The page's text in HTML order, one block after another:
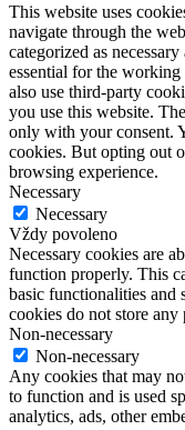
This website uses
navigate through the
categorized as
essential for the
also use third-party
you use this website.
only with your consent.
cookies. But opting out
browsing experience.
Necessary
Necessary
Vždy povoleno
Necessary cookies are
function properly. This
basic functionalities and
cookies do not store
Non-necessary
Non-necessary
Any cookies that may
to function and is used
analytics, ads, other